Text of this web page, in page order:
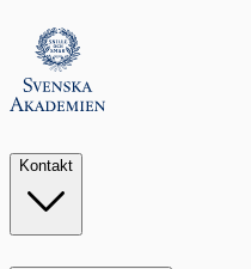
Kontakt